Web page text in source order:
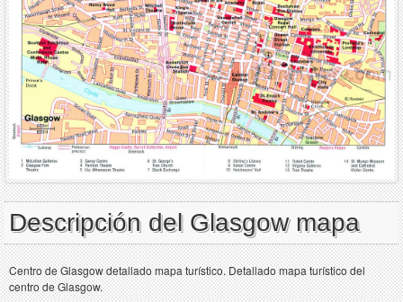
Descripción del Glasgow mapa
Centro de Glasgow detallado mapa turístico. Detallado mapa turístico del
centro de Glasgow.